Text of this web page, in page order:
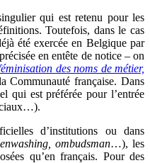
qui est retenu pour les
Toutefois, dans le cas
été exercée en Belgique par
en entête de notice – on
des noms de métier,
Communauté française. Dans
qui est préférée pour l’entrée
d’institutions ou dans
ombudsman…), les
qu’en français. Pour des